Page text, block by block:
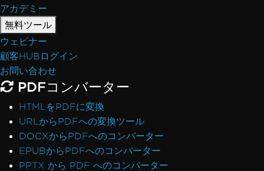
アカデミー
無料ツール
ウェビナー
顧客HUBログイン
お問い合わせ
PDFコンバーター
HTMLをPDFに変換
URLからPDFへの変換ツール
DOCXからPDFへのコンバーター
EPUBからPDFへのコンバーター
PPTX から PDF へのコンバーター